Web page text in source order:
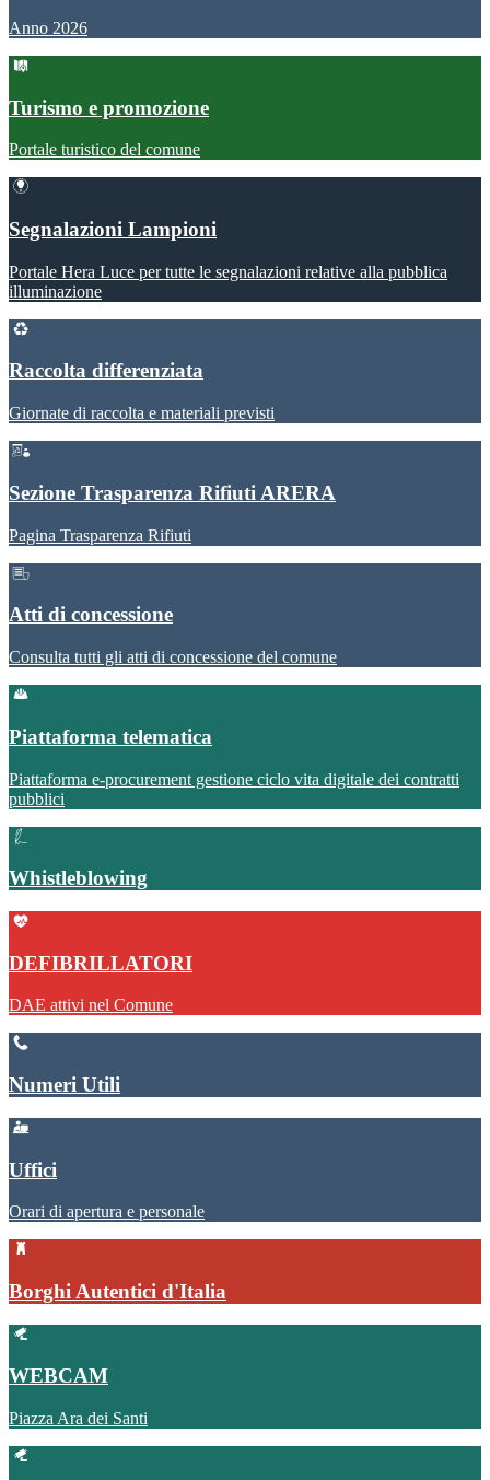
Anno 2026
Turismo e promozione
Portale turistico del comune
Segnalazioni Lampioni
Portale Hera Luce per tutte le segnalazioni relative alla pubblica
illuminazione
Raccolta differenziata
Giornate di raccolta e materiali previsti
Sezione Trasparenza Rifiuti ARERA
Pagina Trasparenza Rifiuti
Atti di concessione
Consulta tutti gli atti di concessione del comune
Piattaforma telematica
Piattaforma e-procurement gestione ciclo vita digitale dei contratti
pubblici
Whistleblowing
DEFIBRILLATORI
DAE attivi nel Comune
Numeri Utili
Uffici
Orari di apertura e personale
Borghi Autentici d'Italia
WEBCAM
Piazza Ara dei Santi